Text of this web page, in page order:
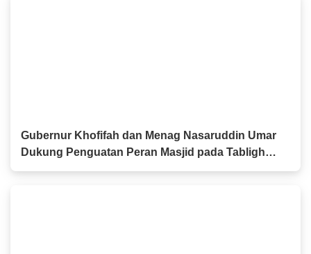
Gubernur Khofifah dan Menag Nasaruddin Umar
Dukung Penguatan Peran Masjid pada Tabligh
Akbar IGIC 2026